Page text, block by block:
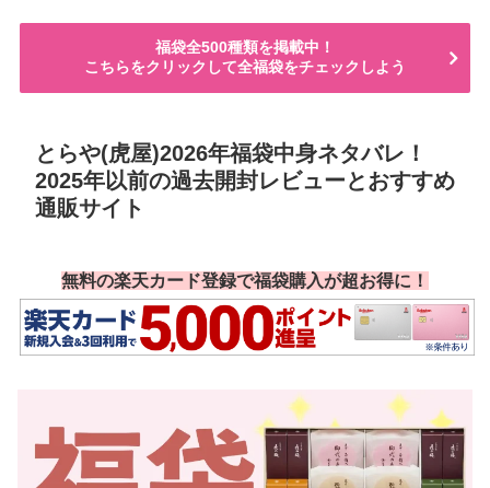
福袋全500種類を掲載中！
こちらをクリックして全福袋をチェックしよう
とらや(虎屋)2026年福袋中身ネタバレ！
2025年以前の過去開封レビューとおすすめ
通販サイト
無料の楽天カード登録で福袋購入が超お得に！